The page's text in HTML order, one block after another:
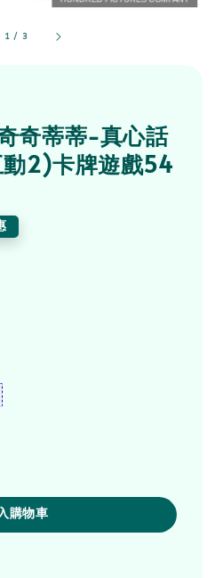
1 / 3
奇蒂蒂-真心話
2)卡牌遊戲54
購物車